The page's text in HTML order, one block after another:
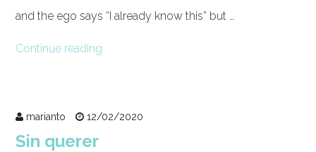
and the ego says “I already know this” but …
Continue reading
marianto 12/02/2020
Sin querer